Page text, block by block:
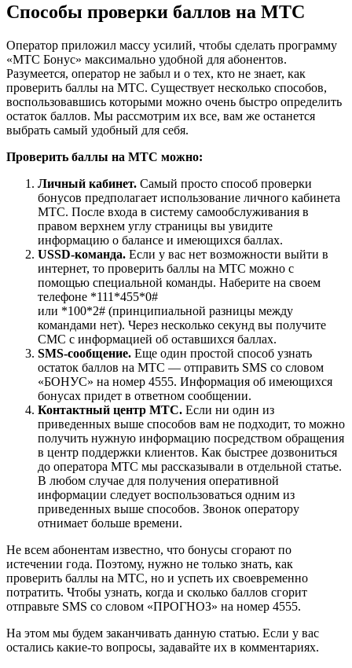
Способы проверки баллов на МТС
Оператор приложил массу усилий, чтобы сделать программу
«МТС Бонус» максимально удобной для абонентов.
Разумеется, оператор не забыл и о тех, кто не знает, как
проверить баллы на МТС. Существует несколько способов,
воспользовавшись которыми можно очень быстро определить
остаток баллов. Мы рассмотрим их все, вам же останется
выбрать самый удобный для себя.
Проверить баллы на МТС можно:
Личный кабинет. Самый просто способ проверки
бонусов предполагает использование личного кабинета
МТС. После входа в систему самообслуживания в
правом верхнем углу страницы вы увидите
информацию о балансе и имеющихся баллах.
USSD-команда. Если у вас нет возможности выйти в
интернет, то проверить баллы на МТС можно с
помощью специальной команды. Наберите на своем
телефоне *111*455*0#
или *100*2# (принципиальной разницы между
командами нет). Через несколько секунд вы получите
СМС с информацией об оставшихся баллах.
SMS-сообщение. Еще один простой способ узнать
остаток баллов на МТС — отправить SMS со словом
«БОНУС» на номер 4555. Информация об имеющихся
бонусах придет в ответном сообщении.
Контактный центр МТС. Если ни один из
приведенных выше способов вам не подходит, то можно
получить нужную информацию посредством обращения
в центр поддержки клиентов. Как быстрее дозвониться
до оператора МТС мы рассказывали в отдельной статье.
В любом случае для получения оперативной
информации следует воспользоваться одним из
приведенных выше способов. Звонок оператору
отнимает больше времени.
Не всем абонентам известно, что бонусы сгорают по
истечении года. Поэтому, нужно не только знать, как
проверить баллы на МТС, но и успеть их своевременно
потратить. Чтобы узнать, когда и сколько баллов сгорит
отправьте SMS со словом «ПРОГНОЗ» на номер 4555.
На этом мы будем заканчивать данную статью. Если у вас
остались какие-то вопросы, задавайте их в комментариях.